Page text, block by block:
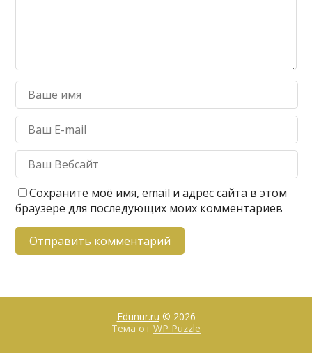
Сохраните моё имя, email и адрес сайта в этом
браузере для последующих моих комментариев
Edunur.ru © 2026
Тема от WP Puzzle